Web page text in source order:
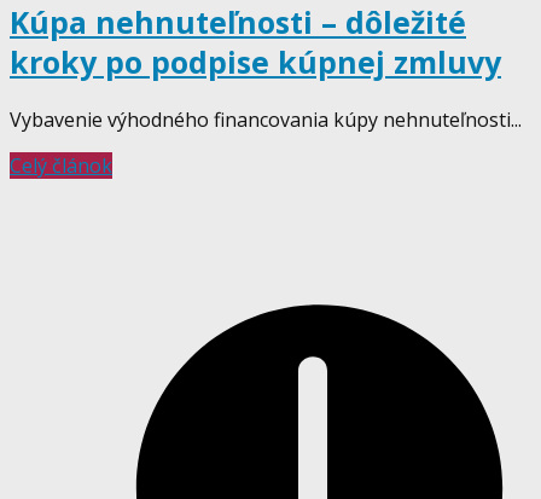
Kúpa nehnuteľnosti – dôležité
kroky po podpise kúpnej zmluvy
Vybavenie výhodného financovania kúpy nehnuteľnosti...
Celý článok